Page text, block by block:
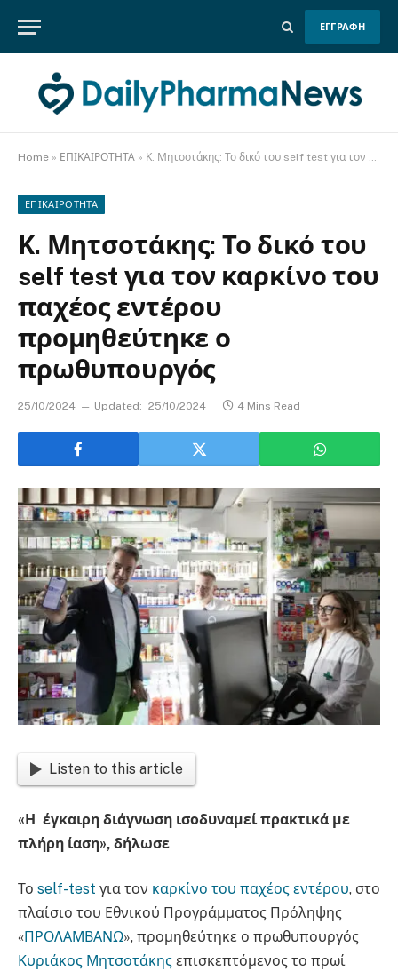
ΕΓΓΡΑΦΗ
Home » ΕΠΙΚΑΙΡΟΤΗΤΑ » Κ. Μητσοτάκης: Το δικό του self test για τον καρκίνο του παχέος εντέρου προμηθεύτηκε ο πρωθυπουργός
ΕΠΙΚΑΙΡΟΤΗΤΑ
Κ. Μητσοτάκης: Το δικό του
self test για τον καρκίνο του
παχέος εντέρου
προμηθεύτηκε ο
πρωθυπουργός
25/10/2024 Updated: 25/10/2024 4 Mins Read
Listen to this article
«Η έγκαιρη διάγνωση ισοδυναμεί πρακτικά με
πλήρη ίαση», δήλωσε
Το self-test για τον καρκίνο του παχέος εντέρου, στο
πλαίσιο του Εθνικού Προγράμματος Πρόληψης
«ΠΡΟΛΑΜΒΑΝΩ», προμηθεύτηκε ο πρωθυπουργός
Κυριάκος Μητσοτάκης επισκεπτόμενος το πρωί